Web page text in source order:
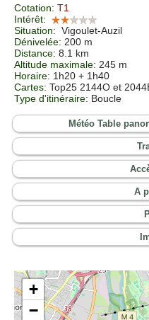
Cotation: T1
Intérêt:
Situation: Vigoulet-Auzil
Dénivelée: 200 m
Distance: 8.1 km
Altitude maximale: 245 m
Horaire: 1h20 + 1h40
Cartes: Top25 2144O et
Type d'itinéraire: Boucle
Météo Table
A
+
−